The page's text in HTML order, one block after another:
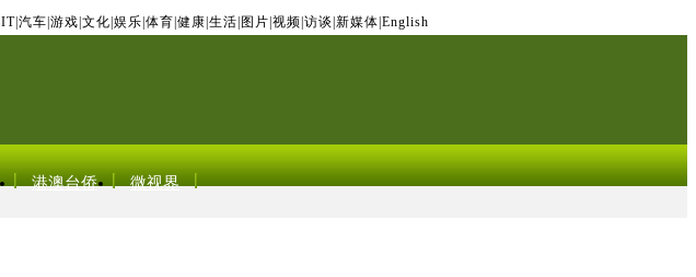
IT| 汽车 游戏 文化 娱乐 体育 健康 生活 图片 视频 访谈 新媒体 English
港澳台侨 微视界